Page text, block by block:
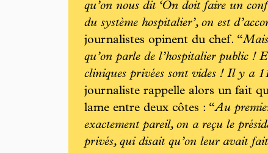
qu’on nous dit ‘On doit faire un
du système hospitalier’, on est
journalistes opinent du chef. “Mais
qu’on parle de l’hospitalier public !
cliniques privées sont vides ! Il y a
journaliste rappelle alors un fait
lame entre deux côtes : “Au
exactement pareil, on a reçu le
privés, qui disait qu’on leur avait